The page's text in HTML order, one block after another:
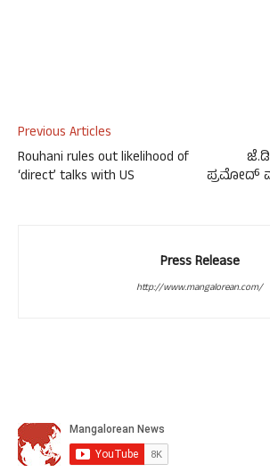
Previous Articles
Rouhani rules out likelihood of
‘direct’ talks with US
ಪ್ರಮೋದ್
Press Release
http://www.mangalorean.com/